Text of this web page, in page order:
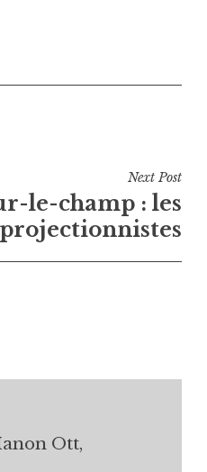
Next Post
le-champ : les
projectionnistes
Ott,